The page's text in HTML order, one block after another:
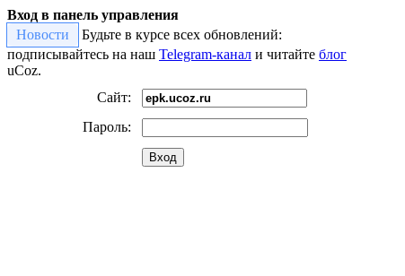
Вход в панель управления
Новости
Будьте в курсе всех обновлений:
подписывайтесь на наш Telegram-канал и читайте блог
uCoz.
Сайт:
Пароль:
Вход